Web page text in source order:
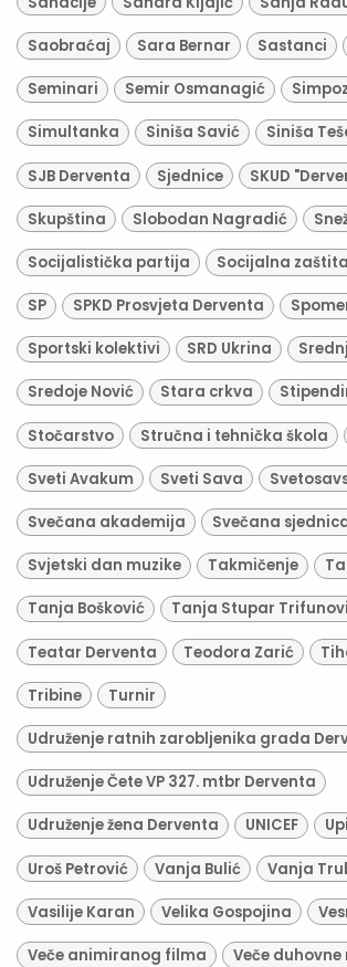
Saobraćaj Sara Bernar Sastanci
Seminari Semir Osmanagić
Simultanka Siniša Savić Siniša
SJB Derventa Sjednice SKUD
Skupština Slobodan Nagradić
Socijalistička partija Socijalna zaštita
SP SPKD Prosvjeta Derventa
Sportski kolektivi SRD Ukrina
Sredoje Nović Stara crkva
Stočarstvo Stručna i tehnička škola
Sveti Avakum Sveti Sava
Svečana akademija Svečana
Svjetski dan muzike Takmičenje
Tanja Bošković Tanja Stupar
Teatar Derventa Teodora Zarić
Tribine Turnir
Udruženje ratnih zarobljenika grada
Udruženje Čete VP 327. mtbr Derventa
Udruženje žena Derventa UNICEF
Uroš Petrović Vanja Bulić Vanja
Vasilije Karan Velika Gospojina
Veče animiranog filma Veče duhovne